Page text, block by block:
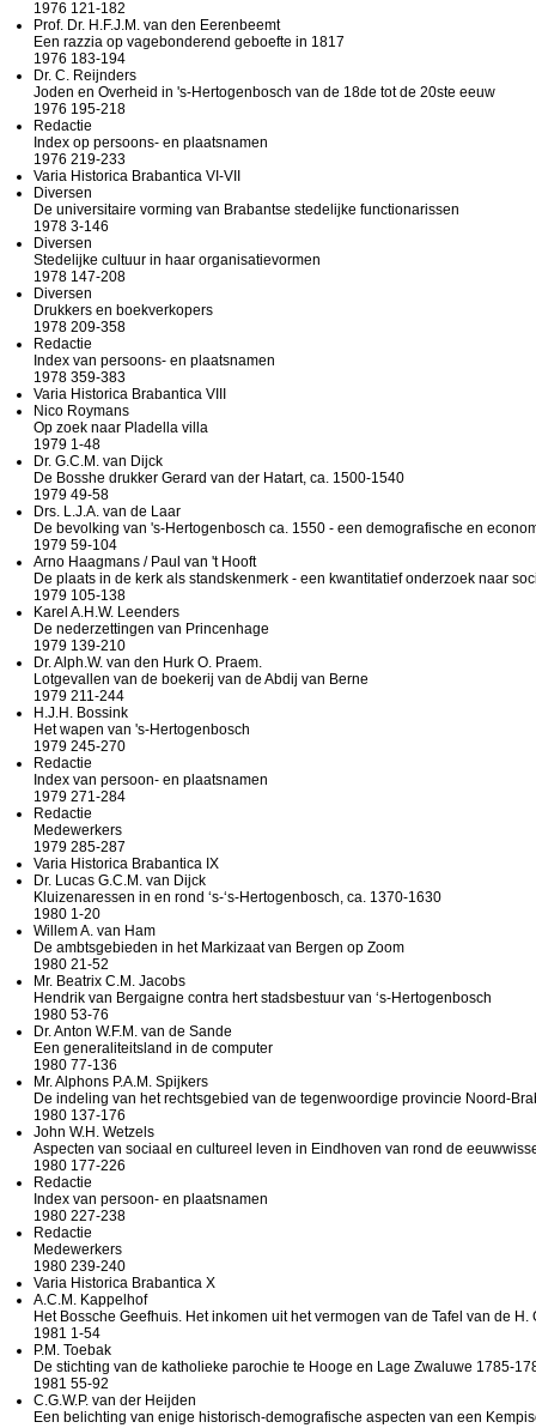
1976 121-182
Prof. Dr. H.F.J.M. van den Eerenbeemt
Een razzia op vagebonderend geboefte in 1817
1976 183-194
Dr. C. Reijnders
Joden en Overheid in 's-Hertogenbosch van de 18de tot de 20ste eeuw
1976 195-218
Redactie
Index op persoons- en plaatsnamen
1976 219-233
Varia Historica Brabantica VI-VII
Diversen
De universitaire vorming van Brabantse stedelijke functionarissen
1978 3-146
Diversen
Stedelijke cultuur in haar organisatievormen
1978 147-208
Diversen
Drukkers en boekverkopers
1978 209-358
Redactie
Index van persoons- en plaatsnamen
1978 359-383
Varia Historica Brabantica VIII
Nico Roymans
Op zoek naar Pladella villa
1979 1-48
Dr. G.C.M. van Dijck
De Bosshe drukker Gerard van der Hatart, ca. 1500-1540
1979 49-58
Drs. L.J.A. van de Laar
De bevolking van 's-Hertogenbosch ca. 1550 - een demografische en
1979 59-104
Arno Haagmans / Paul van 't Hooft
De plaats in de kerk als standskenmerk - een kwantitatief onderzoek naar
1979 105-138
Karel A.H.W. Leenders
De nederzettingen van Princenhage
1979 139-210
Dr. Alph.W. van den Hurk O. Praem.
Lotgevallen van de boekerij van de Abdij van Berne
1979 211-244
H.J.H. Bossink
Het wapen van 's-Hertogenbosch
1979 245-270
Redactie
Index van persoon- en plaatsnamen
1979 271-284
Redactie
Medewerkers
1979 285-287
Varia Historica Brabantica IX
Dr. Lucas G.C.M. van Dijck
Kluizenaressen in en rond ‘s-‘s-Hertogenbosch, ca. 1370-1630
1980 1-20
Willem A. van Ham
De ambtsgebieden in het Markizaat van Bergen op Zoom
1980 21-52
Mr. Beatrix C.M. Jacobs
Hendrik van Bergaigne contra hert stadsbestuur van ‘s-Hertogenbosch
1980 53-76
Dr. Anton W.F.M. van de Sande
Een generaliteitsland in de computer
1980 77-136
Mr. Alphons P.A.M. Spijkers
De indeling van het rechtsgebied van de tegenwoordige provincie Noord-
1980 137-176
John W.H. Wetzels
Aspecten van sociaal en cultureel leven in Eindhoven van rond de
1980 177-226
Redactie
Index van persoon- en plaatsnamen
1980 227-238
Redactie
Medewerkers
1980 239-240
Varia Historica Brabantica X
A.C.M. Kappelhof
Het Bossche Geefhuis. Het inkomen uit het vermogen van de Tafel van de
1981 1-54
P.M. Toebak
De stichting van de katholieke parochie te Hooge en Lage Zwaluwe 1785-
1981 55-92
C.G.W.P. van der Heijden
Een belichting van enige historisch-demografische aspecten van een